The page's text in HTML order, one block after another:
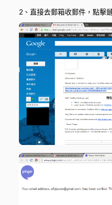
2、直接去郵箱收郵件，點擊